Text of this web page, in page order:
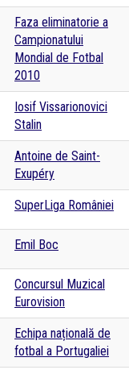
Faza eliminatorie a
Campionatului
Mondial de Fotbal
2010
Iosif Vissarionovici
Stalin
Antoine de Saint-
Exupéry
SuperLiga României
Emil Boc
Concursul Muzical
Eurovision
Echipa națională de
fotbal a Portugaliei